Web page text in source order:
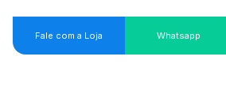
Fale com a Loja Whatsapp